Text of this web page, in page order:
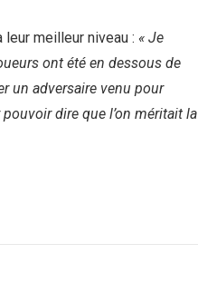
meilleur niveau : « Je
ont été en dessous de
un adversaire venu pour
dire que l’on méritait la